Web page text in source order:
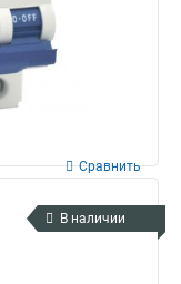
Сравнить
В наличии